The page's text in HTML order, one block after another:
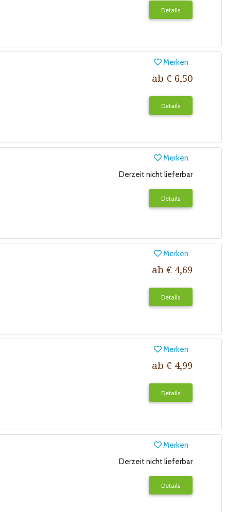
Details
Merken
ab € 6,50
Details
Merken
Derzeit nicht lieferbar
Details
Merken
ab € 4,69
Details
Merken
ab € 4,99
Details
Merken
Derzeit nicht lieferbar
Details